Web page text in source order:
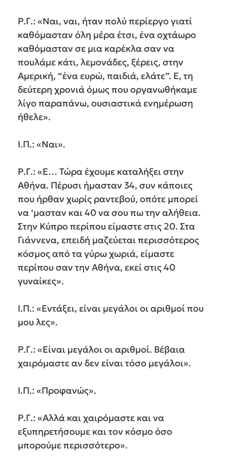
Ρ.Γ.: «Ναι, ναι, ήταν πολύ περίεργο γιατί
καθόμασταν όλη μέρα έτσι, ένα οχτάωρο
καθόμασταν σε μια καρέκλα σαν να
πουλάμε κάτι, λεμονάδες, ξέρεις, στην
Αμερική, “ένα ευρώ, παιδιά, ελάτε”. Ε, τη
δεύτερη χρονιά όμως που οργανωθήκαμε
λίγο παραπάνω, ουσιαστικά ενημέρωση
ήθελε».
Ι.Π.: «Ναι».
Ρ.Γ.: «Ε… Τώρα έχουμε καταλήξει στην
Αθήνα. Πέρυσι ήμασταν 34, συν κάποιες
που ήρθαν χωρίς ραντεβού, οπότε μπορεί
να ‘μασταν και 40 να σου πω την αλήθεια.
Στην Κύπρο περίπου είμαστε στις 20. Στα
Γιάννενα, επειδή μαζεύεται περισσότερος
κόσμος από τα γύρω χωριά, είμαστε
περίπου σαν την Αθήνα, εκεί στις 40
γυναίκες».
Ι.Π.: «Εντάξει, είναι μεγάλοι οι αριθμοί που
μου λες».
Ρ.Γ.: «Είναι μεγάλοι οι αριθμοί. Βέβαια
χαιρόμαστε αν δεν είναι τόσο μεγάλοι».
Ι.Π.: «Προφανώς».
Ρ.Γ.: «Αλλά και χαιρόμαστε και να
εξυπηρετήσουμε και τον κόσμο όσο
μπορούμε περισσότερο».